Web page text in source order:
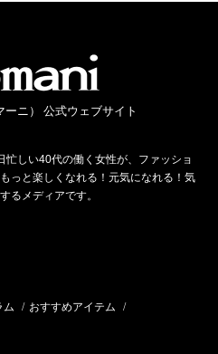
ーニ） 公式ウェブサイト
しい40代の働く女性が、ファッショ
っと楽しくなれる！元気になれる！気
るメディアです。
ム / おすすめアイテム /